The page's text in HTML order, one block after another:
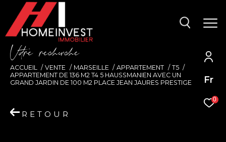
Fr
0
Vore recece
ACCUEIL VENTE MARSEILLE APPARTEMENT
T5
APPARTEMENT DE 136 M2 T4 5 HAUSSMANIEN AVEC UN
GRAND JARDIN DE 100 M2 PLACE JEAN JAURES PRESTIGE
RETOUR